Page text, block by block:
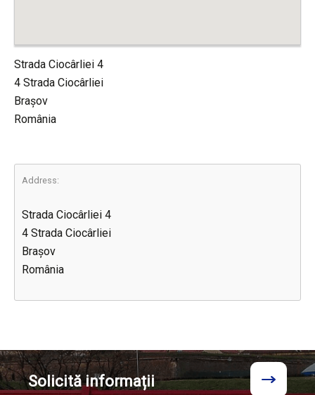
Strada Ciocârliei 4
4 Strada Ciocârliei
Brașov
România
Address:
Strada Ciocârliei 4
4 Strada Ciocârliei
Brașov
România
Solicităinformații